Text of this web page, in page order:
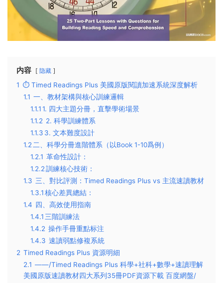
内容 隐藏
1 ⏱️ ​​Timed Readings Plus 美國原版閱讀加速系統深度解析​​
1.1 一、教材架構與核心訓練邏輯​
1.1.1​1. 四大主題分冊，直擊學術場景​
1.1.2 2. 科學訓練體系​
1.1.3 ​3. 文本難度設計​
1.2 ​二、科學分冊進階體系（以Book 1-10爲例）​​
1.2.1 革命性設計​​：
1.2.2​​訓練核心技術​​：
1.3 三、對比評測：Timed Readings Plus vs 主流速讀教材​
1.3.1​核心差異總結​：
1.4 四、高效使用指南​
1.4.1 ​三階訓練法​
1.4.2 操作手冊重點标注​​
1.4.3 速讀弱點修複系統​​
2 Timed Readings Plus 資源明細
2.1 ——/Timed Readings Plus 科學+社科+數學+速讀理解
美國原版速讀教材四大系列35冊PDF資源下載 百度網盤/